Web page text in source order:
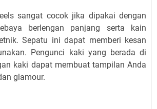
sangat cocok jika dipakai dengan
berlengan panjang serta kain
Sepatu ini dapat memberi kesan
Pengunci kaki yang berada di
kaki dapat membuat tampilan Anda
glamour.